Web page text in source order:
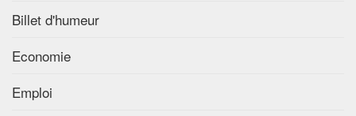
Billet d'humeur
Economie
Emploi